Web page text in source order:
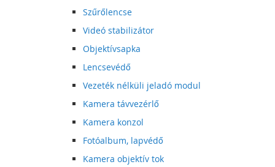
Szűrőlencse
Videó stabilizátor
Objektívsapka
Lencsevédő
Vezeték nélküli jeladó modul
Kamera távvezérlő
Kamera konzol
Fotóalbum, lapvédő
Kamera objektív tok